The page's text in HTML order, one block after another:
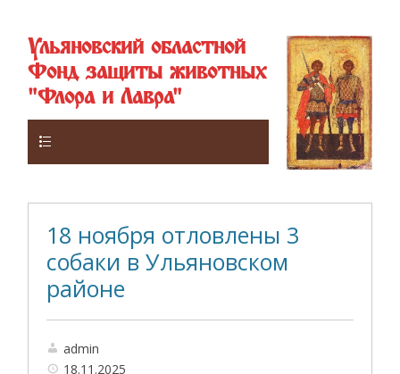
Ульяновский областной
Фонд защиты животных
"Флора и Лавра"
18 ноября отловлены 3
собаки в Ульяновском
районе
admin
18.11.2025